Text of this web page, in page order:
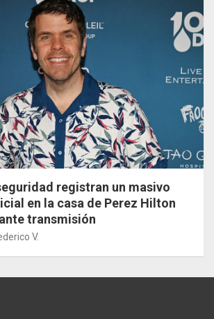
registran un masivo
en la casa de Perez Hilton
transmisión
V.